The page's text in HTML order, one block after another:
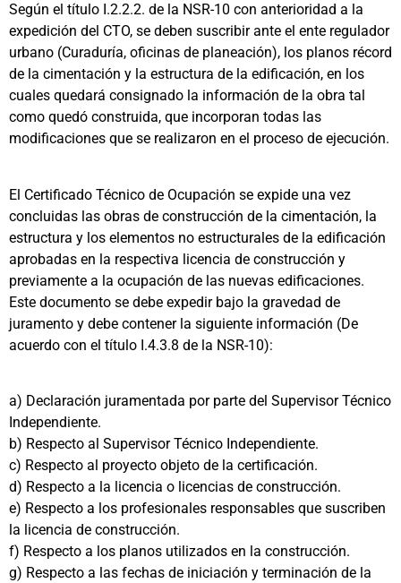
Según el título I.2.2.2. de la NSR-10 con anterioridad a la
expedición del CTO, se deben suscribir ante el ente regulador
urbano (Curaduría, oficinas de planeación), los planos récord
de la cimentación y la estructura de la edificación, en los
cuales quedará consignado la información de la obra tal
como quedó construida, que incorporan todas las
modificaciones que se realizaron en el proceso de ejecución.
El Certificado Técnico de Ocupación se expide una vez
concluidas las obras de construcción de la cimentación, la
estructura y los elementos no estructurales de la edificación
aprobadas en la respectiva licencia de construcción y
previamente a la ocupación de las nuevas edificaciones.
Este documento se debe expedir bajo la gravedad de
juramento y debe contener la siguiente información (De
acuerdo con el título I.4.3.8 de la NSR-10):
a) Declaración juramentada por parte del Supervisor Técnico
Independiente.
b) Respecto al Supervisor Técnico Independiente.
c) Respecto al proyecto objeto de la certificación.
d) Respecto a la licencia o licencias de construcción.
e) Respecto a los profesionales responsables que suscriben
la licencia de construcción.
f) Respecto a los planos utilizados en la construcción.
g) Respecto a las fechas de iniciación y terminación de la